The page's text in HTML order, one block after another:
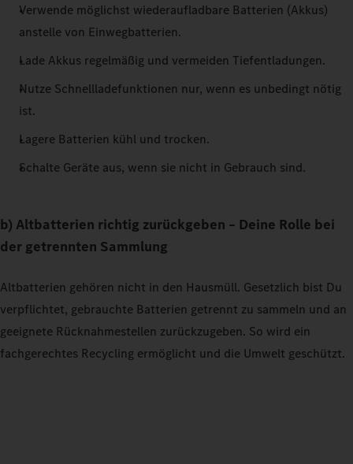
Verwende möglichst wiederaufladbare Batterien (Akkus)
anstelle von Einwegbatterien.
Lade Akkus regelmäßig und vermeiden Tiefentladungen.
Nutze Schnellladefunktionen nur, wenn es unbedingt nötig
ist.
Lagere Batterien kühl und trocken.
Schalte Geräte aus, wenn sie nicht in Gebrauch sind.
b) Altbatterien richtig zurückgeben – Deine Rolle bei
der getrennten Sammlung
Altbatterien gehören nicht in den Hausmüll. Gesetzlich bist Du
verpflichtet, gebrauchte Batterien getrennt zu sammeln und an
geeignete Rücknahmestellen zurückzugeben. So wird ein
fachgerechtes Recycling ermöglicht und die Umwelt geschützt.